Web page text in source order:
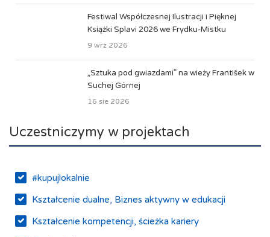
Festiwal Współczesnej Ilustracji i Pięknej
Książki Splavi 2026 we Frydku-Mistku
9 wrz 2026
„Sztuka pod gwiazdami” na wieży František w
Suchej Górnej
16 sie 2026
Uczestniczymy w projektach
#kupujlokalnie
Kształcenie dualne, Biznes aktywny w edukacji
Kształcenie kompetencji, ścieżka kariery